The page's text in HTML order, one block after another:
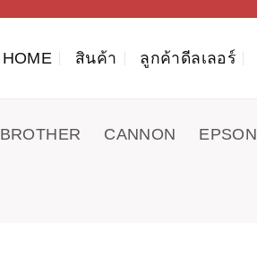
HOME สินค้า ลูกค้าดีลเลอร์
BROTHER CANNON EPSON